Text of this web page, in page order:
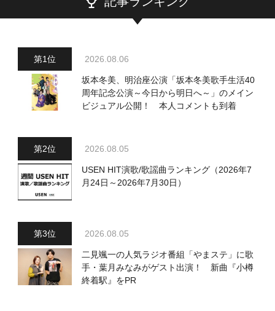
2026.08.06
坂本冬美、明治座公演「坂本冬美歌手生活40
周年記念公演～今日から明日へ～」のメイン
ビジュアル公開！ 本人コメントも到着
2026.08.05
USEN HIT演歌/歌謡曲ランキング（2026年7
月24日～2026年7月30日）
2026.08.05
二見颯一の人気ラジオ番組「やまステ」に歌
手・葉月みなみがゲスト出演！ 新曲『小樽
終着駅』をPR